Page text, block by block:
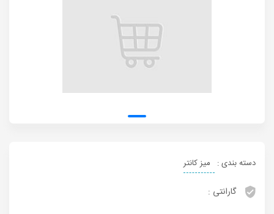
دسته بندی : میز کانتر
گارانتی :